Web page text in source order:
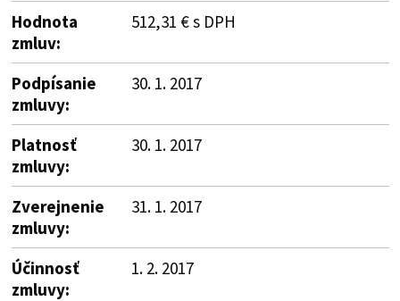
Hodnota
zmluv:
512,31 € s DPH
Podpísanie
zmluvy:
30. 1. 2017
Platnosť
zmluvy:
30. 1. 2017
Zverejnenie
zmluvy:
31. 1. 2017
Účinnosť
zmluvy:
1. 2. 2017